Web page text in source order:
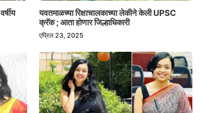
यवतमाळच्या रिक्षाचालकाच्या लेकीने केली UPSC
क्रॅक ; आता होणार जिल्हाधिकारी
एप्रिल 23, 2025